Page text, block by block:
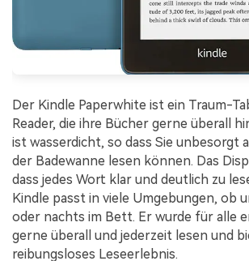
Der Kindle Paperwhite ist ein Traum-
Reader, die ihre Bücher gerne überall
ist wasserdicht, so dass Sie unbesorgt
der Badewanne lesen können. Das
dass jedes Wort klar und deutlich zu
Kindle passt in viele Umgebungen, ob
oder nachts im Bett. Er wurde für alle
gerne überall und jederzeit lesen und
reibungsloses Leseerlebnis.